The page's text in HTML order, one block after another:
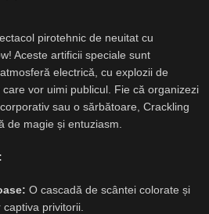
pirotehnic de neuitat cu
Aceste artificii speciale sunt
electrică, cu explozii de
vor uimi publicul. Fie că organizezi
sau o sărbătoare, Crackling
de magie și entuziasm.
O cascadă de scântei colorate și
privitorii.